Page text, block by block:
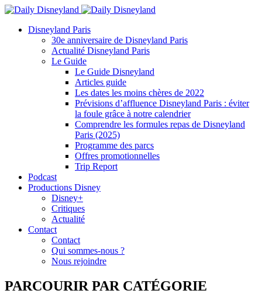
Disneyland Paris
30e anniversaire de Disneyland Paris
Actualité Disneyland Paris
Le Guide
Le Guide Disneyland
Articles guide
Les dates les moins chères de 2022
Prévisions d’affluence Disneyland Paris : éviter
la foule grâce à notre calendrier
Comprendre les formules repas de Disneyland
Paris (2025)
Programme des parcs
Offres promotionnelles
Trip Report
Podcast
Productions Disney
Disney+
Critiques
Actualité
Contact
Contact
Qui sommes-nous ?
Nous rejoindre
PARCOURIR PAR CATÉGORIE